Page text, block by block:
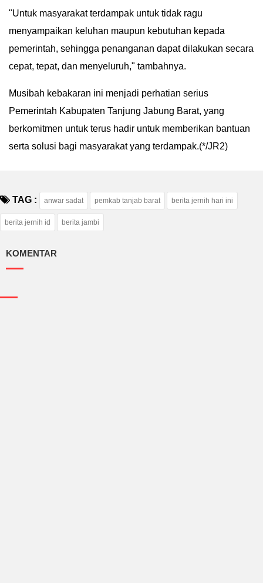
"Untuk masyarakat terdampak untuk tidak ragu
menyampaikan keluhan maupun kebutuhan kepada
pemerintah, sehingga penanganan dapat dilakukan secara
cepat, tepat, dan menyeluruh," tambahnya.
Musibah kebakaran ini menjadi perhatian serius
Pemerintah Kabupaten Tanjung Jabung Barat, yang
berkomitmen untuk terus hadir untuk memberikan bantuan
serta solusi bagi masyarakat yang terdampak.(*/JR2)
TAG : anwar sadat pemkab tanjab barat berita jernih hari ini
berita jernih id berita jambi
KOMENTAR